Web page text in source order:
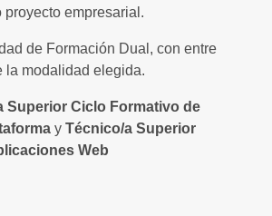
empresarial.
de Formación Dual, con entre
la modalidad elegida.
Superior Ciclo Formativo de
y Técnico/a Superior
Web